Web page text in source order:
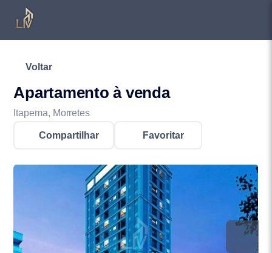
Voltar
Apartamento à venda
Itapema, Morretes
Compartilhar Favoritar